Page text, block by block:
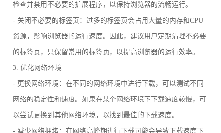
检查并禁用不必要的扩展程序，以保持浏览器的流畅运行。
- 关闭不必要的标签页：过多的标签页会占用大量的内存和CPU
资源，影响浏览器的运行速度。因此，建议用户定期清理不必要
的标签页，只保留常用的标签页，以提高浏览器的运行效率。
3. 优化网络环境
- 更换网络环境：在不同的网络环境中进行下载，可以测试不同
网络的稳定性和速度。如果在某个网络环境下下载速度较慢，可
以尝试更换到其他网络环境，以找到最佳的下载速度。
- 减少网络拥堵：在网络高峰期进行下载可能会导致下载速度下